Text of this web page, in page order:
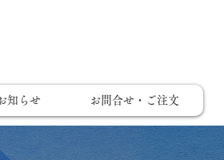
知らせ お問合せ・ご注文